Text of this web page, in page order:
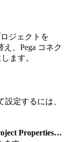
ロジェクトを
、Pega コネク
ます。
設定するには、
Properties…